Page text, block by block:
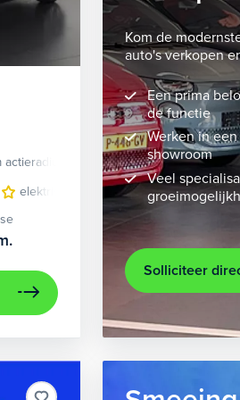
lichtmetalen velgen 10-
Elektrisch
elektrisch glazen panorama-dak
Kom de
auto's verkopen
Een prima
de functie
Werken in
showroom
Veel
Solliciteer